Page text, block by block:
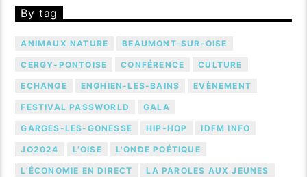
By tag
ANIMAUX NATURE BEAUMONT-SUR-OISE
CERGY-PONTOISE CONFÉRENCE CULTURE
ECHANGE ENGHIEN-LES-BAINS EVÈNEMENT
FESTIVAL PASSWORLD GALA
GARGES-LES-GONESSE HIP-HOP IDFM INFO
JO2024 L'OISE L'ONDE POÉTIQUE
L'ÉCONOMIE EN DIRECT LA PAROLES AUX JEUNES